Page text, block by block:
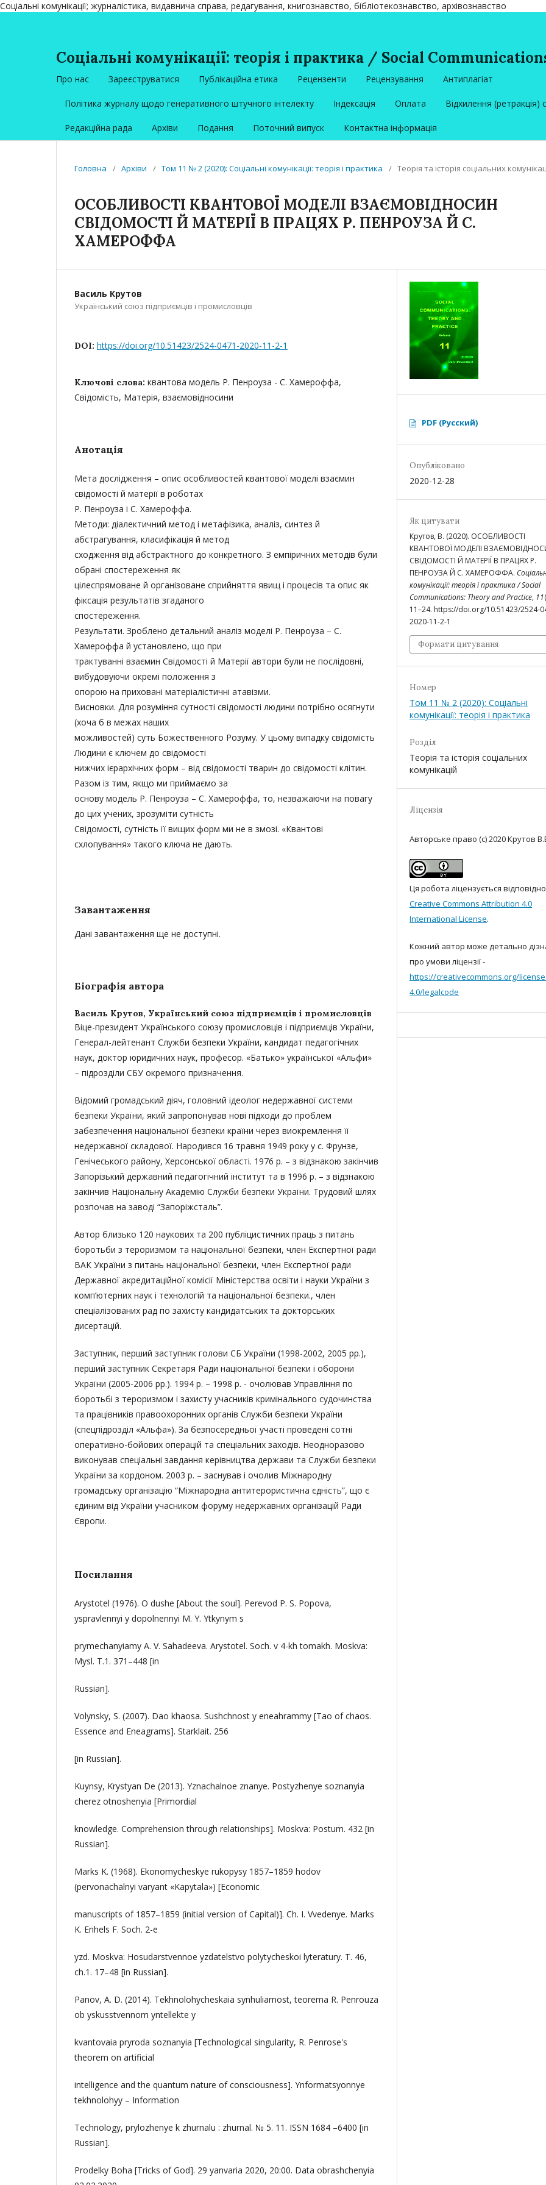
Соціальні комунікації; журналістика, видавнича справа, редагування, книгознавство, бібліотекознавство, архівознавство
Соціальні комунікації: теорія і практика / Social
Про нас Зареєструватися Публікаційна етика Рецензенти Рецензування Антиплагіат
Політика журналу щодо генеративного штучного інтелекту Індексація Оплата Відхилення (ретракція)
Редакційна рада Архіви Подання Поточний випуск Контактна інформація
Головна / Архіви / Том 11 № 2 (2020): Соціальні комунікації: теорія і практика / Теорія та історія соціальних
ОСОБЛИВОСТІ КВАНТОВОЇ МОДЕЛІ ВЗАЄМОВІДНОСИН
СВІДОМОСТІ Й МАТЕРІЇ В ПРАЦЯХ Р. ПЕНРОУЗА Й С.
ХАМЕРОФФА
Василь Крутов
Український союз підприємців і промисловців
DOI: https://doi.org/10.51423/2524-0471-2020-11-2-1
Ключові слова: квантова модель Р. Пенроуза - С. Хамероффа,
Свідомість, Матерія, взаємовідносини
Анотація
Мета дослідження – опис особливостей квантової моделі взаємин
свідомості й матерії в роботах
Р. Пенроуза і С. Хамероффа.
Методи: діалектичний метод і метафізика, аналіз, синтез й
абстрагування, класифікація й метод
сходження від абстрактного до конкретного. З емпіричних методів були
обрані спостереження як
цілеспрямоване й організоване сприйняття явищ і процесів та опис як
фіксація результатів згаданого
спостереження.
Результати. Зроблено детальний аналіз моделі Р. Пенроуза – С.
Хамероффа й установлено, що при
трактуванні взаємин Свідомості й Матерії автори були не послідовні,
вибудовуючи окремі положення з
опорою на приховані матеріалістичні атавізми.
Висновки. Для розуміння сутності свідомості людини потрібно осягнути
(хоча б в межах наших
можливостей) суть Божественного Розуму. У цьому випадку свідомість
Людини є ключем до свідомості
нижчих ієрархічних форм – від свідомості тварин до свідомості клітин.
Разом із тим, якщо ми приймаємо за
основу модель Р. Пенроуза – С. Хамероффа, то, незважаючи на повагу
до цих учених, зрозуміти сутність
Свідомості, сутність її вищих форм ми не в змозі. «Квантові
схлопування» такого ключа не дають.
Завантаження
Дані завантаження ще не доступні.
Біографія автора
Василь Крутов, Український союз підприємців і промисловців
Віце-президент Українського союзу промисловців і підприємців України,
Генерал-лейтенант Служби безпеки України, кандидат педагогічних
наук, доктор юридичних наук, професор. «Батько» української «Альфи»
– підрозділи СБУ окремого призначення.
Відомий громадський діяч, головний ідеолог недержавної системи
безпеки України, який запропонував нові підходи до проблем
забезпечення національної безпеки країни через виокремлення її
недержавної складової. Народився 16 травня 1949 року у с. Фрунзе,
Генічеського району, Херсонської області. 1976 р. – з відзнакою закінчив
Запорізький державний педагогічний інститут та в 1996 р. – з відзнакою
закінчив Національну Академію Служби безпеки України. Трудовий шлях
розпочав на заводі “Запоріжсталь”.
Автор близько 120 наукових та 200 публіцистичних праць з питань
боротьби з тероризмом та національної безпеки, член Експертної ради
ВАК України з питань національної безпеки, член Експертної ради
Державної акредитаційної комісії Міністерства освіти і науки України з
комп’ютерних наук і технологій та національної безпеки., член
спеціалізованих рад по захисту кандидатських та докторських
дисертацій.
Заступник, перший заступник голови СБ України (1998-2002, 2005 рр.),
перший заступник Секретаря Ради національної безпеки і оборони
України (2005-2006 рр.). 1994 р. – 1998 р. - очолював Управління по
боротьбі з тероризмом і захисту учасників кримінального судочинства
та працівників правоохоронних органів Служби безпеки України
(спецпідрозділ «Альфа»). За безпосередньої участі проведені сотні
оперативно-бойових операцій та спеціальних заходів. Неодноразово
виконував спеціальні завдання керівництва держави та Служби безпеки
України за кордоном. 2003 р. – заснував і очолив Міжнародну
громадську організацію “Міжнародна антитерористична єдність”, що є
єдиним від України учасником форуму недержавних організацій Ради
Європи.
Посилання
Arystotel (1976). O dushe [About the soul]. Perevod P. S. Popova,
yspravlennyi y dopolnennyi M. Y. Ytkynym s
prymechanyiamy A. V. Sahadeeva. Arystotel. Soch. v 4-kh tomakh. Moskva:
Mysl. T.1. 371–448 [in
Russian].
Volynsky, S. (2007). Dao khaosa. Sushchnost y eneahrammy [Tao of chaos.
Essence and Eneagrams]. Starklait. 256
[in Russian].
Kuynsy, Krystyan De (2013). Yznachalnoe znanye. Postyzhenye soznanyia
cherez otnoshenyia [Primordial
knowledge. Comprehension through relationships]. Moskva: Postum. 432 [in
Russian].
Marks K. (1968). Ekonomycheskye rukopysy 1857–1859 hodov
(pervonachalnyi varyant «Kapytala») [Economic
manuscripts of 1857–1859 (initial version of Capital)]. Ch. I. Vvedenye. Marks
K. Enhels F. Soch. 2-e
yzd. Moskva: Hosudarstvennoe yzdatelstvo polytycheskoi lyteratury. T. 46,
ch.1. 17–48 [in Russian].
Panov, A. D. (2014). Tekhnolohycheskaia synhuliarnost, teorema R. Penrouza
ob yskusstvennom yntellekte y
kvantovaia pryroda soznanyia [Technological singularity, R. Penrose's
theorem on artificial
intelligence and the quantum nature of consciousness]. Ynformatsyonnye
tekhnolohyy – Information
Technology, prylozhenye k zhurnalu : zhurnal. № 5. 11. ISSN 1684 –6400 [in
Russian].
Prodelky Boha [Tricks of God]. 29 yanvaria 2020, 20:00. Data obrashchenyia
PDF (Русский)
Опубліковано
2020-12-28
Як цитувати
Крутов, В. (2020). ОСОБЛИВОСТІ
КВАНТОВОЇ МОДЕЛІ
СВІДОМОСТІ Й МАТЕРІЇ В ПРАЦЯХ Р.
ПЕНРОУЗА Й С. ХАМЕРОФФА.
комунікації: теорія і практика / Social
Communications: Theory and Practice, 11
11–24. https://doi.org/10.51423/2524-
2020-11-2-1
Формати цитування
Номер
Том 11 № 2 (2020): Соціальні
комунікації: теорія і практика
Розділ
Теорія та історія соціальних
комунікацій
Ліцензія
Авторське право (c) 2020 Крутов
Ця робота ліцензується
Creative Commons Attribution 4.0
International License.
Кожний автор може детально
про умови ліцензії -
https://creativecommons.org/
4.0/legalcode